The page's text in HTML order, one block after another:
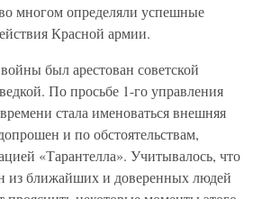
многом определяли успешные
Красной армии.
был арестован советской
По просьбе 1-го управления
стала именоваться внешняя
и по обстоятельствам,
«Тарантелла». Учитывалось, что
из ближайших и доверенных людей